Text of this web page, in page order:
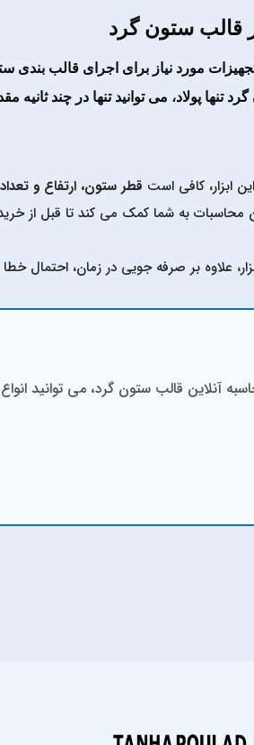
قالب ستون گرد
مورد نیاز برای اجرایقالب بندی
تنها پولاد، می توانید تنها در چند
ابزار، کافی است قطر ستون، ارتفاع و
به شما کمک می کند تا قبل از خرید
علاوه بر صرفه جویی در زمان، احتمال
آنلاین قالب ستون گرد، می توانید انواع